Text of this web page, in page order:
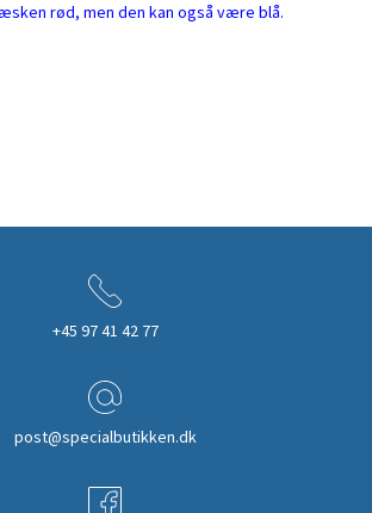
rød, men den kan også være blå.
+45 97 41 42 77
post@specialbutikken.dk